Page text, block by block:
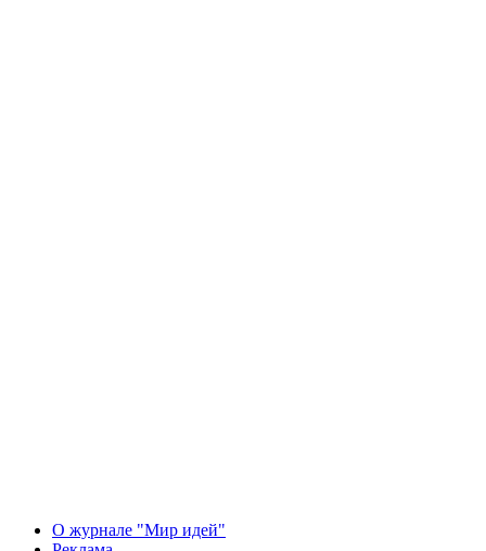
О журнале "Мир идей"